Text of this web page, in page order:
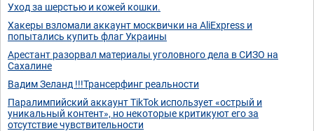
Уход за шерстью и кожей кошки.
Хакеры взломали аккаунт москвички на AliExpress и
попытались купить флаг Украины
Арестант разорвал материалы уголовного дела в СИЗО на
Сахалине
Вадим Зеланд !!!Трансерфинг реальности
Паралимпийский аккаунт TikTok использует «острый и
уникальный контент», но некоторые критикуют его за
отсутствие чувствительности